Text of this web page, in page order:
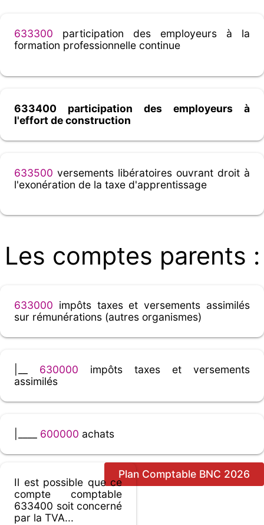
633300 participation des employeurs à la
formation professionnelle continue
633400 participation des employeurs à
l'effort de construction
633500 versements libératoires ouvrant droit à
l'exonération de la taxe d'apprentissage
Les comptes parents :
633000 impôts taxes et versements assimilés
sur rémunérations (autres organismes)
630000 impôts taxes et versements
assimilés
600000 achats
Plan Comptable BNC 2026
Il est possible que ce
compte comptable
633400 soit concerné
par la TVA...